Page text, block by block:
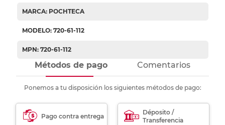
MARCA: POCHTECA
MODELO: 720-61-112
MPN: 720-61-112
Métodos de pago Comentarios
Ponemos a tu disposición los siguientes métodos de pago:
Pago contra entrega
Déposito /
Transferencia